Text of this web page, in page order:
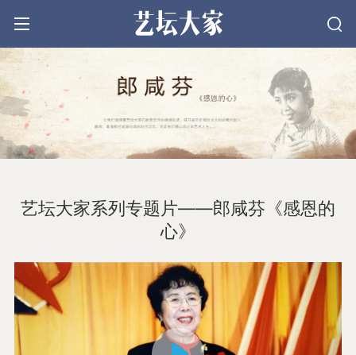
文学
戏剧
电影
音乐
美术
艺坛大家系列专题片——郎咸芬《感恩的
心》